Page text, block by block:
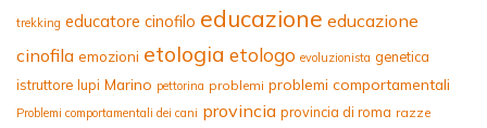
trekking educatore cinofilo educazione educazione
cinofila emozioni etologia etologo evoluzionista genetica
istruttore lupi Marino pettorina problemi problemi comportamentali
Problemi comportamentali dei cani provincia provincia di roma razze